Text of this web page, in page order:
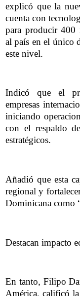
explicó que la
cuenta con
para producir 400
al país en el único
este nivel.
Indicó que el
empresas
iniciando
con el respaldo
estratégicos.
Añadió que esta
regional y
Dominicana como
Destacan impacto
En tanto, Filipo
América, calificó